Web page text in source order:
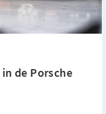
de Porsche